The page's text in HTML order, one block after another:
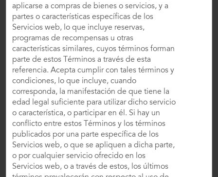
aplicarse a compras de bienes o servicios, y a
partes o características específicas de los
Servicios web, lo que incluye reservas,
programas de recompensas u otras
características similares, cuyos términos forman
parte de estos Términos a través de esta
referencia. Acepta cumplir con tales términos y
condiciones, lo que incluye, cuando
corresponda, la manifestación de que tiene la
edad legal suficiente para utilizar dicho servicio
o característica, o participar en él. Si hay un
conflicto entre estos Términos y los términos
publicados por una parte específica de los
Servicios web, o que se apliquen a dicha parte,
o por cualquier servicio ofrecido en los
Servicios web, o a través de estos, los últimos
OUR BRANDS
HOTELS BY WYNDHAM
ALQUILERES VACACIONALES, COMPLEJOS
TURÍSTICOS Y CONDOMINIOS